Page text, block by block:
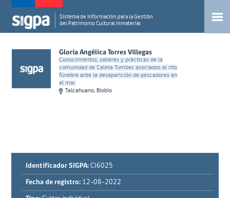
Sistema de Información para la Gestión
del Patrimonio Cultural Inmaterial
Gloria Angélica Torres Villegas
Conocimientos, saberes y prácticas de la
comunidad de Caleta Tumbes asociados al rito
fúnebre ante la desaparición de pescadores en
el mar
Talcahuano, Biobío
Identificador SIGPA: CI6025
Fecha de registro: 12-08-2022